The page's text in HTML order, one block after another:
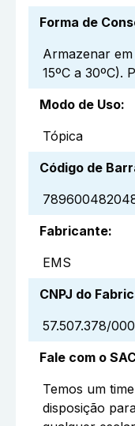
Forma de
Armazenar
15ºC a 30ºC).
Modo de Uso:
Tópica
Código de
Fabricante:
EMS
CNPJ do
57.507.378/
Fale com o
Temos um
disposição